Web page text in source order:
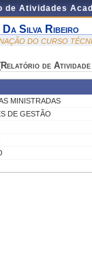
de Atividades
Silva Ribeiro
DO CURSO
de
MINISTRADAS
DE GESTÃO